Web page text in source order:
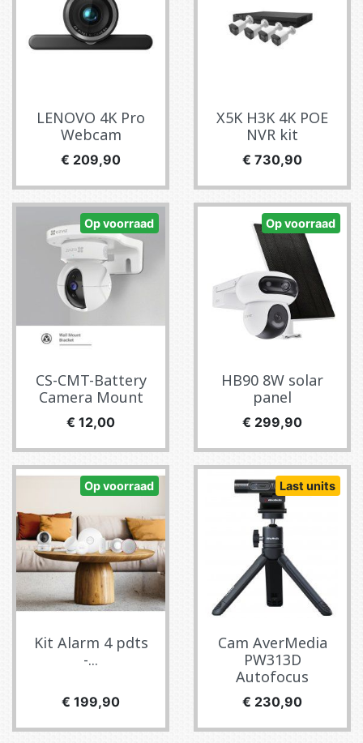
LENOVO 4K Pro
Webcam
Prijs
€ 209,90
X5K H3K 4K POE
NVR kit
Prijs
€ 730,90
Op voorraad
CS-CMT-Battery
Camera Mount
Prijs
€ 12,00
Op voorraad
HB90 8W solar
panel
Prijs
€ 299,90
Op voorraad
Kit Alarm 4 pdts
-...
Prijs
€ 199,90
Last units
Cam AverMedia
PW313D
Autofocus
Prijs
€ 230,90